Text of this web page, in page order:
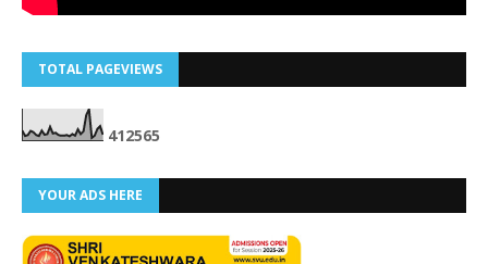
TOTAL PAGEVIEWS
412565
YOUR ADS HERE